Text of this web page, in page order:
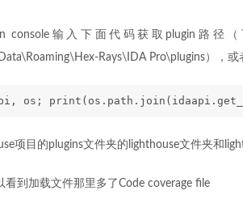
console输入下面代码获取plugin路径
Rays\IDA Pro\plugins），
os;
项目的plugins文件夹的lighthouse文件夹和
看到加载文件那里多了Code coverage file